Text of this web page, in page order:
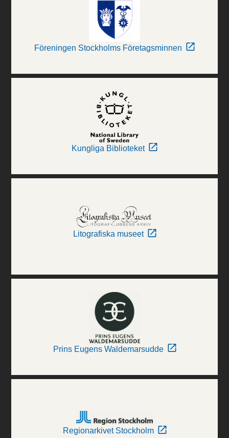
Föreningen Stockholms Företagsminnen
Kungliga Biblioteket
Litografiska museet
Prins Eugens Waldemarsudde
Regionarkivet Stockholm